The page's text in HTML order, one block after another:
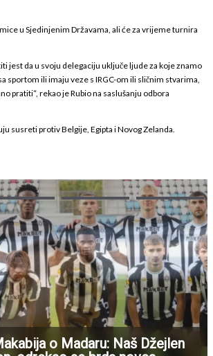
u Sjedinjenim Državama, ali će za vrijeme turnira
jest da u svoju delegaciju uključe ljude za koje znamo
sportom ili imaju veze s IRGC-om ili sličnim stvarima,
pratiti“, rekao je Rubio na saslušanju odbora
susreti protiv Belgije, Egipta i Novog Zelanda.
o Madaru: Naš Džejlen